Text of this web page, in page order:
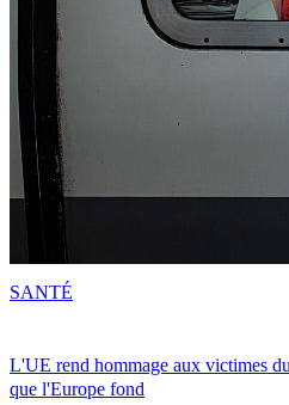
L'UE rend hommage aux victimes
que l'Europe fond
SANTÉ